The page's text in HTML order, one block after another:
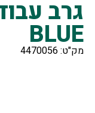
BLUE
מק"ט: 4470056